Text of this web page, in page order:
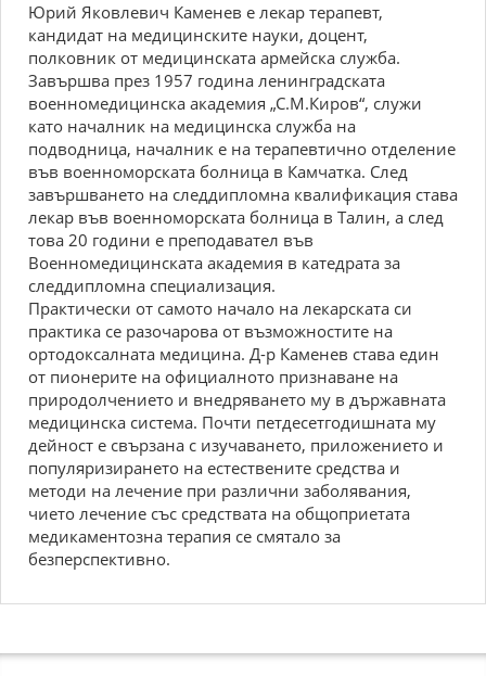
Юрий Яковлевич Каменев е лекар терапевт,
кандидат на медицинските науки, доцент,
полковник от медицинската армейска служба.
Завършва през 1957 година ленинградската
военномедицинска академия „С.М.Киров“, служи
като началник на медицинска служба на
подводница, началник е на терапевтично отделение
във военноморската болница в Камчатка. След
завършването на следдипломна квалификация става
лекар във военноморската болница в Талин, а след
това 20 години е преподавател във
Военномедицинската академия в катедрата за
следдипломна специализация.
Практически от самото начало на лекарската си
практика се разочарова от възможностите на
ортодоксалната медицина. Д-р Каменев става един
от пионерите на официалното признаване на
природолчението и внедряването му в държавната
медицинска система. Почти петдесетгодишната му
дейност е свързана с изучаването, приложението и
популяризирането на естествените средства и
методи на лечение при различни заболявания,
чието лечение със средствата на общоприетата
медикаментозна терапия се смятало за
безперспективно.